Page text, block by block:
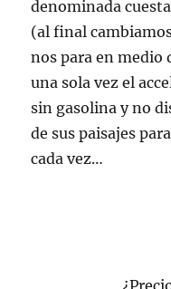
denominada
(al final
nos para en medio
una sola vez el
sin gasolina y no
de sus paisajes
cada vez…